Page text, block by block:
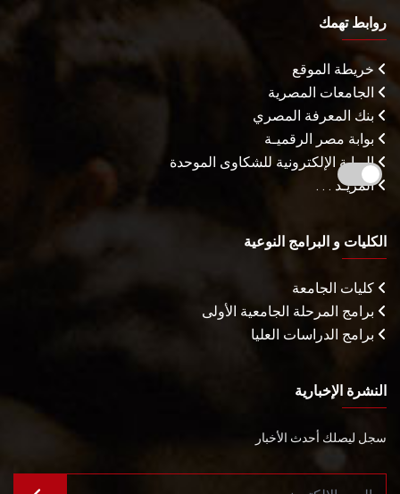
روابط تهمك
خريطة الموقع
الجامعات المصرية
بنك المعرفة المصري
بوابة مصر الرقميـة
البوابة الإلكترونية للشكاوى الموحدة
المزيـد . . .
الكليات و البرامج النوعية
كليات الجامعة
برامج المرحلة الجامعية الأولى
برامج الدراسات العليا
النشرة الإخبارية
سجل ليصلك أحدث الأخبار